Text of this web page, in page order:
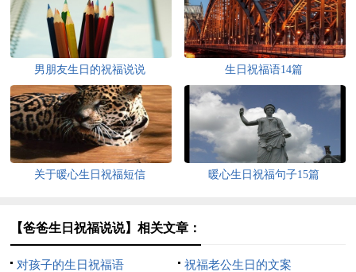
男朋友生日的祝福说说 生日祝福语14篇
关于暖心生日祝福短信 暖心生日祝福句子15篇
【爸爸生日祝福说说】相关文章：
对孩子的生日祝福语 祝福老公生日的文案